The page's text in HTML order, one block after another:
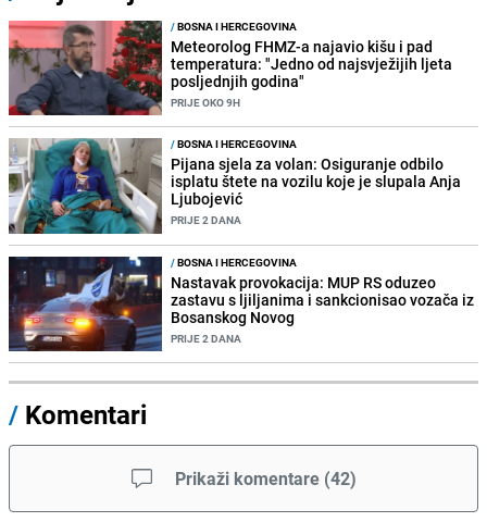
/BOSNA I HERCEGOVINA
Meteorolog FHMZ-a najavio kišu i pad
temperatura: "Jedno od najsvježijih ljeta
posljednjih godina"
PRIJE OKO 9H
/BOSNA I HERCEGOVINA
Pijana sjela za volan: Osiguranje odbilo
isplatu štete na vozilu koje je slupala Anja
Ljubojević
PRIJE 2 DANA
/BOSNA I HERCEGOVINA
Nastavak provokacija: MUP RS oduzeo
zastavu s ljiljanima i sankcionisao vozača iz
Bosanskog Novog
PRIJE 2 DANA
/ Komentari
Prikaži komentare (42)